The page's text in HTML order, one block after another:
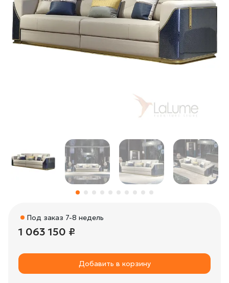
Под заказ 7-8 недель
1 063 150 ₽
Добавить в корзину